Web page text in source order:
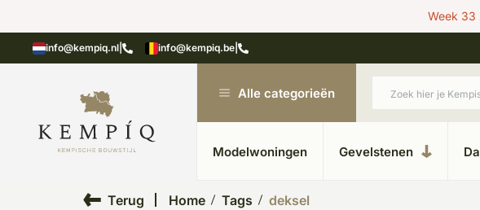
Week 33
info@kempiq.nl info@kempiq.be
in Kesteren Unieke materialen in kempische bouwstijl
Alle categorieën
Modelwoningen Gevelstenen
Terug Home Tags deksel